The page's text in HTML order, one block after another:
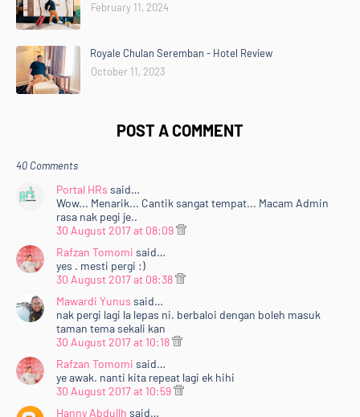
February 11, 2024
Royale Chulan Seremban - Hotel Review
October 11, 2023
POST A COMMENT
40 Comments
Portal HRs said…
Wow... Menarik... Cantik sangat tempat... Macam Admin
rasa nak pegi je..
30 August 2017 at 08:09
Rafzan Tomomi said…
yes . mesti pergi :)
30 August 2017 at 08:38
Mawardi Yunus said…
nak pergi lagi la lepas ni. berbaloi dengan boleh masuk
taman tema sekali kan
30 August 2017 at 10:18
Rafzan Tomomi said…
ye awak. nanti kita repeat lagi ek hihi
30 August 2017 at 10:59
Hanny Abdullh said…